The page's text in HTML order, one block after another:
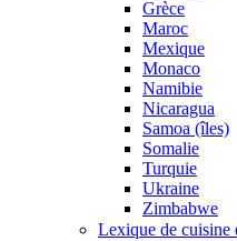
Grèce
Maroc
Mexique
Monaco
Namibie
Nicaragua
Samoa (îles)
Somalie
Turquie
Ukraine
Zimbabwe
Lexique de cuisine